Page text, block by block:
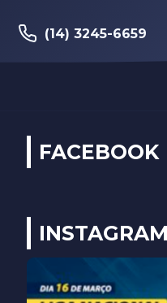
(14) 3245-6659
FACEBOOK
INSTAGRAM